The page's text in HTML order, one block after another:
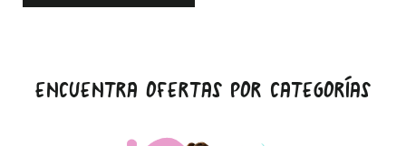
ENCUENTRA OFERTAS POR CATEGORÍAS